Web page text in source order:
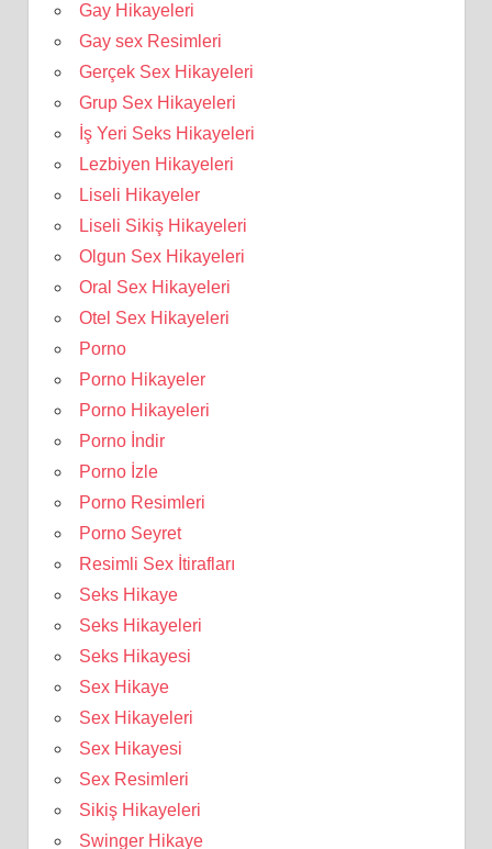
Gay Hikayeleri
Gay sex Resimleri
Gerçek Sex Hikayeleri
Grup Sex Hikayeleri
İş Yeri Seks Hikayeleri
Lezbiyen Hikayeleri
Liseli Hikayeler
Liseli Sikiş Hikayeleri
Olgun Sex Hikayeleri
Oral Sex Hikayeleri
Otel Sex Hikayeleri
Porno
Porno Hikayeler
Porno Hikayeleri
Porno İndir
Porno İzle
Porno Resimleri
Porno Seyret
Resimli Sex İtirafları
Seks Hikaye
Seks Hikayeleri
Seks Hikayesi
Sex Hikaye
Sex Hikayeleri
Sex Hikayesi
Sex Resimleri
Sikiş Hikayeleri
Swinger Hikaye